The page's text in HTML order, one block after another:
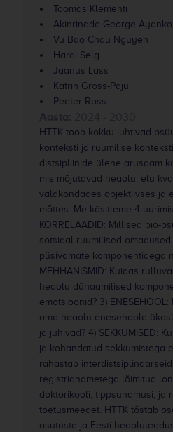
Toomas Klementi
Akinrinade George
Vu Bao Chau Nguyen
Hardi Selg
Jaanus Lass
Katrin Gross-Paju
Peeter Ross
HTTK toob kokku juhtivad
konteksti ja ruumilise
distsipliinide ülene arusaam
mis mõjutavad heaolu: elu
valdkondades objektiivses ja
mõttes. Me käsitleme 4
KORRELAADID: Millised bio-
sotsiaal-ruumilised
püsivamate komponentidega
MEHHANISMID: Kuidas
heaolu dünaamilised
emotsioonid? 3)
oma heaolu enesehoole
ja juhivad? 4) SEKKUMISED:
ja kohandatud sekkumistega
rahastab
registriandmetega lõimitud
doktorikooli; tippsündmusi; ja
toetusmeedet. HTTK tõstab
asutuste ja Eesti